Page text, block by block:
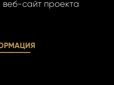
сайт проекта